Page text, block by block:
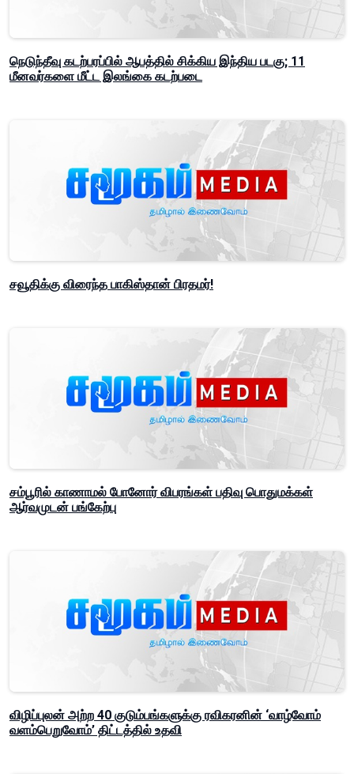
நெடுந்தீவு கடற்பரப்பில் ஆபத்தில் சிக்கிய இந்திய படகு; 11
மீனவர்களை மீட்ட இலங்கை கடற்படை
சவூதிக்கு விரைந்த பாகிஸ்தான் பிரதமர்!
சம்பூரில் காணாமல் போனோர் விபரங்கள் பதிவு பொதுமக்கள்
ஆர்வமுடன் பங்கேற்பு
விழிப்புலன் அற்ற 40 குடும்பங்களுக்கு ரவிகரனின் ‘வாழ்வோம்
வளம்பெறுவோம்’ திட்டத்தில் உதவி